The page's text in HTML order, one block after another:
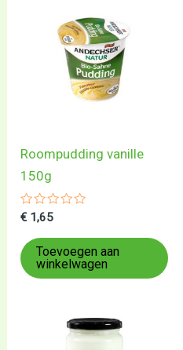
Roompudding vanille
150g
Gewaardeerd
uit
5
€ 1,65
Toevoegen aan
winkelwagen